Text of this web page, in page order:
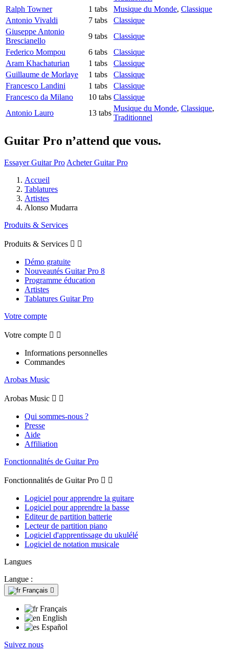
Ralph Towner
1 tabs Musique du Monde, Classique
Antonio Vivaldi
7 tabs
Classique
Giuseppe Antonio
Brescianello
9 tabs
Classique
Federico Mompou
6 tabs
Classique
Aram Khachaturian
1 tabs
Classique
Guillaume de Morlaye
1 tabs
Classique
Francesco Landini
1 tabs
Classique
Francesco da Milano
10 tabs Classique
Antonio Lauro
13 tabs
Musique du Monde, Classique,
Traditionnel
Guitar Pro n’attend que vous.
Essayer Guitar Pro Acheter Guitar Pro
Accueil
Tablatures
Artistes
Alonso Mudarra
Produits & Services
Produits & Services  
Démo gratuite
Nouveautés Guitar Pro 8
Programme éducation
Artistes
Tablatures Guitar Pro
Votre compte
Votre compte  
Informations personnelles
Commandes
Arobas Music
Arobas Music  
Qui sommes-nous ?
Presse
Aide
Affiliation
Fonctionnalités de Guitar Pro
Fonctionnalités de Guitar Pro  
Logiciel pour apprendre la guitare
Logiciel pour apprendre la basse
Editeur de partition batterie
Lecteur de partition piano
Logiciel d'apprentissage du ukulélé
Logiciel de notation musicale
Langues
Langue :
Français 
Français
English
Español
Suivez nous